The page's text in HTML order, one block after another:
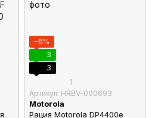
−6%
3
3
1
Артикул: HRBV-000693
Motorola
Рация Motorola DP4400e